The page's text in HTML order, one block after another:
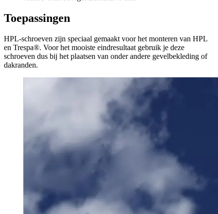
Toepassingen
HPL-schroeven zijn speciaal gemaakt voor het monteren van HPL
en Trespa®️. Voor het mooiste eindresultaat gebruik je deze
schroeven dus bij het plaatsen van onder andere gevelbekleding of
dakranden.